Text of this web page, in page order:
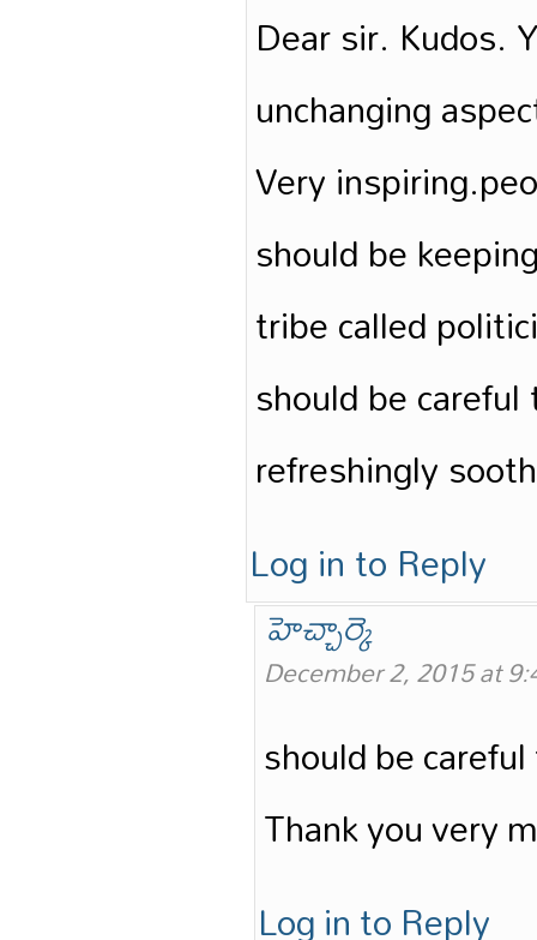
Dear sir. Kudos.
unchanging
Very
should be
tribe called
should be
refreshingly
Log in to Reply
హెచ్చార్కె
December 2, 2015 at
should be
Thank you very
Log in to Reply